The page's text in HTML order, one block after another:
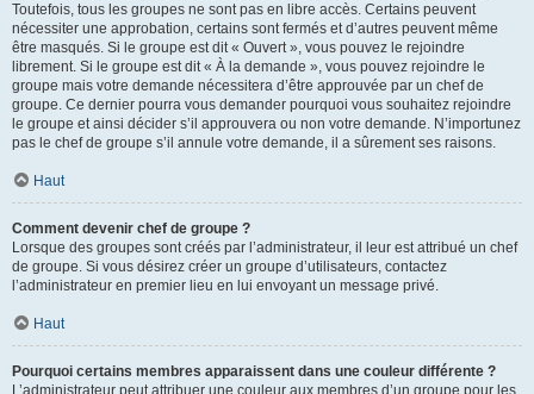
Toutefois, tous les groupes ne sont pas en libre accès. Certains peuvent
nécessiter une approbation, certains sont fermés et d’autres peuvent même
être masqués. Si le groupe est dit « Ouvert », vous pouvez le rejoindre
librement. Si le groupe est dit « À la demande », vous pouvez rejoindre le
groupe mais votre demande nécessitera d’être approuvée par un chef de
groupe. Ce dernier pourra vous demander pourquoi vous souhaitez rejoindre
le groupe et ainsi décider s’il approuvera ou non votre demande. N’importunez
pas le chef de groupe s’il annule votre demande, il a sûrement ses raisons.
Haut
Comment devenir chef de groupe ?
Lorsque des groupes sont créés par l’administrateur, il leur est attribué un chef
de groupe. Si vous désirez créer un groupe d’utilisateurs, contactez
l’administrateur en premier lieu en lui envoyant un message privé.
Haut
Pourquoi certains membres apparaissent dans une couleur différente ?
L’administrateur peut attribuer une couleur aux membres d’un groupe pour les